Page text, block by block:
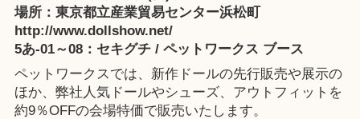
場所：東京都立産業貿易センター浜松町
http://www.dollshow.net/
5あ-01～08：セキグチ / ペットワークス ブース
ペットワークスでは、新作ドールの先行販売や展示の
ほか、弊社人気ドールやシューズ、アウトフィットを
約9％OFFの会場特価で販売いたします。